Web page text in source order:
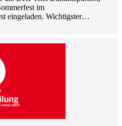
im
eingeladen. Wichtigster…